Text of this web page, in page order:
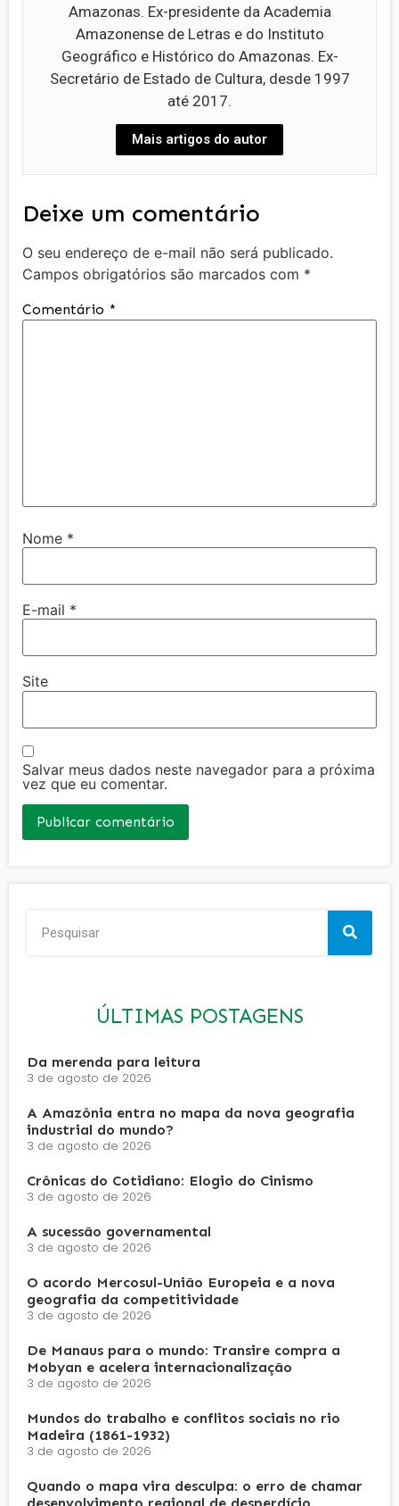
Amazonas. Ex-presidente da Academia
Amazonense de Letras e do Instituto
Geográfico e Histórico do Amazonas. Ex-
Secretário de Estado de Cultura, desde 1997
até 2017.
Mais artigos do autor
Deixe um comentário
O seu endereço de e-mail não será publicado.
Campos obrigatórios são marcados com *
Comentário *
Nome *
E-mail *
Site
Salvar meus dados neste navegador para a próxima
vez que eu comentar.
ÚLTIMAS POSTAGENS
Da merenda para leitura
3 de agosto de 2026
A Amazônia entra no mapa da nova geografia
industrial do mundo?
3 de agosto de 2026
Crônicas do Cotidiano: Elogio do Cinismo
3 de agosto de 2026
A sucessão governamental
3 de agosto de 2026
O acordo Mercosul-União Europeia e a nova
geografia da competitividade
3 de agosto de 2026
De Manaus para o mundo: Transire compra a
Mobyan e acelera internacionalização
3 de agosto de 2026
Mundos do trabalho e conflitos sociais no rio
Madeira (1861-1932)
3 de agosto de 2026
Quando o mapa vira desculpa: o erro de chamar